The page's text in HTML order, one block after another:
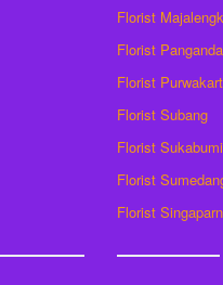
Florist
Florist
Florist
Florist Subang
Florist Sukabumi
Florist
Florist